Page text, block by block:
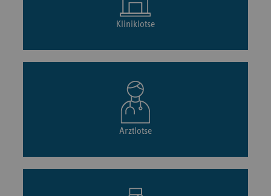
Kliniklotse
Arztlotse